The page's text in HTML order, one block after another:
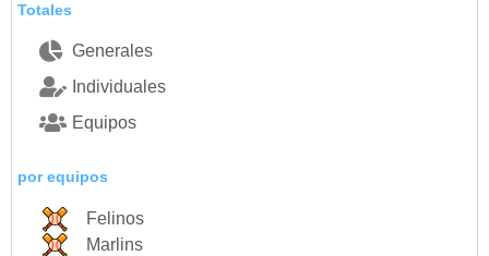
Totales
Generales
Individuales
Equipos
por equipos
Felinos
Marlins